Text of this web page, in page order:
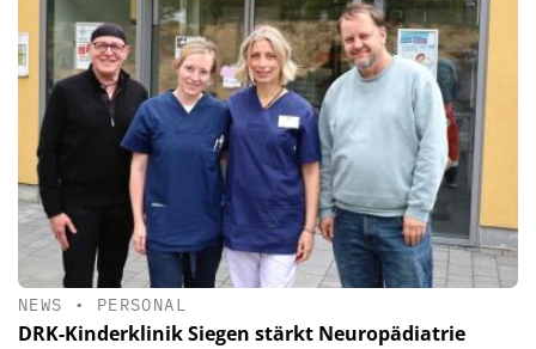
NEWS • PERSONAL
DRK-Kinderklinik Siegen stärkt Neuropädiatrie